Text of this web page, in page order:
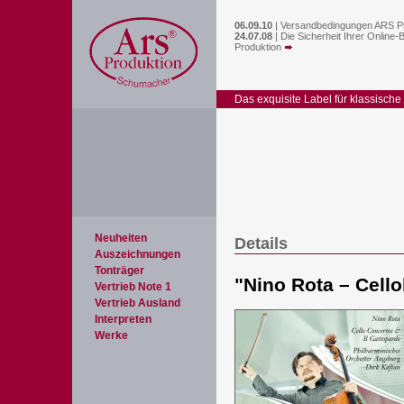
06.09.10 | Versandbedingungen ARS
24.07.08 | Die Sicherheit Ihrer Online-
Produktion
Das exquisite Label für klassische
Neuheiten
Auszeichnungen
Tonträger
Vertrieb Note 1
Vertrieb Ausland
Interpreten
Werke
Details
"Nino Rota –